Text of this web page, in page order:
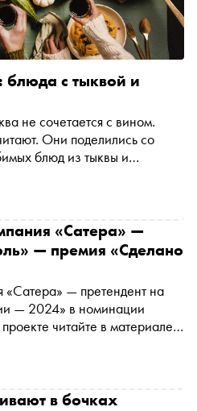
блюда с тыквой и
не сочетается с вином.
Они поделились со
блюд из тыквы и
«Сатера» —
— премия «Сделано
«Сатера» — претендент на
— 2024» в номинации
читайте в материале
в бочках